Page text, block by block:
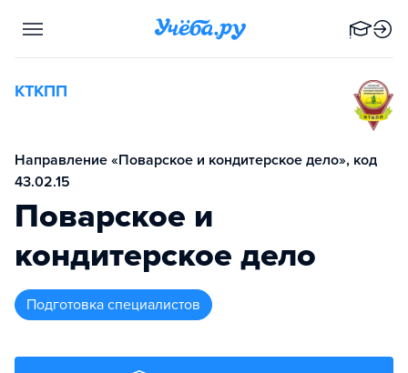
КТКПП
Направление «Поварское и кондитерское дело», код
43.02.15
Поварское и
кондитерское дело
подготовка специалистов